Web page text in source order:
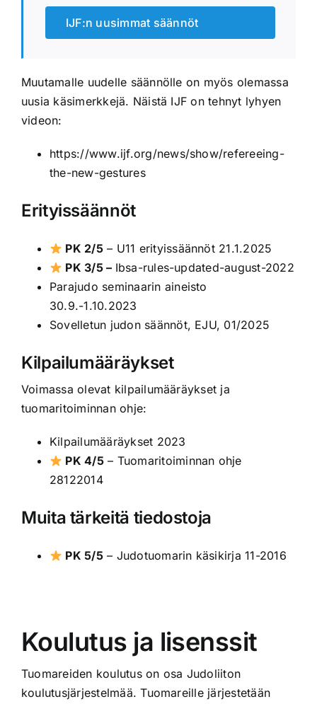
IJF:n uusimmat säännöt
Muutamalle uudelle säännölle on myös olemassa
uusia käsimerkkejä. Näistä IJF on tehnyt lyhyen
videon:
https://www.ijf.org/news/show/refereeing-
the-new-gestures
Erityissäännöt
PK 2/5– U11 erityissäännöt 21.1.2025
PK 3/5 – Ibsa-rules-updated-august-2022
Parajudo seminaarin aineisto
30.9.-1.10.2023
Sovelletun judon säännöt, EJU, 01/2025
Kilpailumääräykset
Voimassa olevat kilpailumääräykset ja
tuomaritoiminnan ohje:
Kilpailumääräykset 2023
PK 4/5– Tuomaritoiminnan ohje
28122014
Muita tärkeitä tiedostoja
PK 5/5– Judotuomarin käsikirja 11-2016
Koulutus ja lisenssit
Tuomareiden koulutus on osa Judoliiton
koulutusjärjestelmää. Tuomareille järjestetään